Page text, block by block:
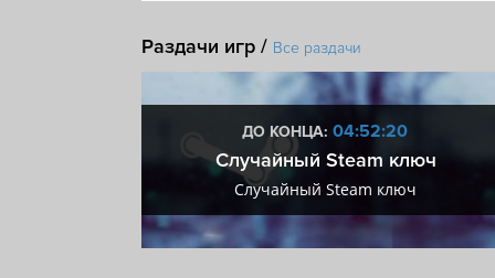
Раздачи игр / Все раздачи
ДО КОНЦА: 04:52:19
Случайный Steam ключ
Случайный Steam ключ